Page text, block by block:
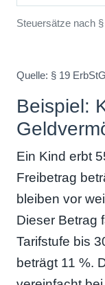
Steuersätze nach
Quelle: § 19
Beispiel:
Ein Kind erbt
Freibetrag
bleiben vor
Dieser Betrag
Tarifstufe bis
beträgt 11 %.